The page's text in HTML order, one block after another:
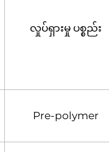
လှုပ်ရှားမှု ပစ္စည်း
Pre-polymer